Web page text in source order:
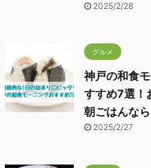
2025/2/28
グルメ
神戸の和食
すすめ7選！
朝ごはんな
2025/2/27